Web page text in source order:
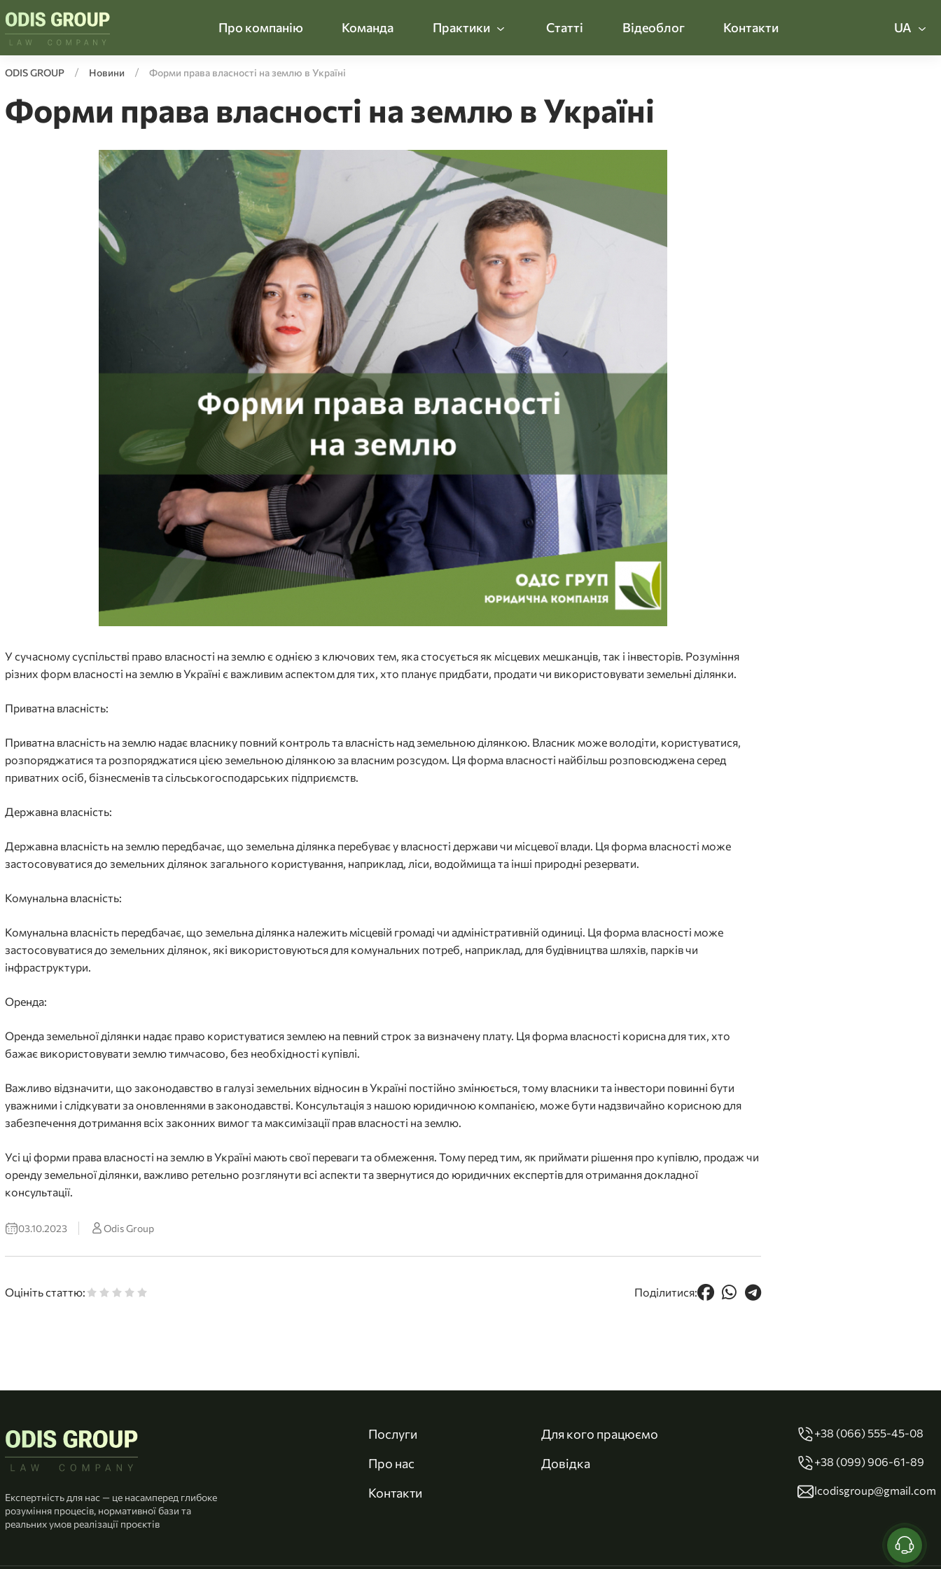
Про компанію Команда Практики Статті Відеоблог Контакти UA
ODIS GROUP Новини Форми права власності на землю в Україні
Форми права власності на землю в Україні
У сучасному суспільстві право власності на землю є однією з ключових тем, яка стосується як місцевих мешканців, так і інвесторів. Розуміння
різних форм власності на землю в Україні є важливим аспектом для тих, хто планує придбати, продати чи використовувати земельні ділянки.
Приватна власність:
Приватна власність на землю надає власнику повний контроль та власність над земельною ділянкою. Власник може володіти, користуватися,
розпоряджатися та розпоряджатися цією земельною ділянкою за власним розсудом. Ця форма власності найбільш розповсюджена серед
приватних осіб, бізнесменів та сільськогосподарських підприємств.
Державна власність:
Державна власність на землю передбачає, що земельна ділянка перебуває у власності держави чи місцевої влади. Ця форма власності може
застосовуватися до земельних ділянок загального користування, наприклад, ліси, водоймища та інші природні резервати.
Комунальна власність:
Комунальна власність передбачає, що земельна ділянка належить місцевій громаді чи адміністративній одиниці. Ця форма власності може
застосовуватися до земельних ділянок, які використовуються для комунальних потреб, наприклад, для будівництва шляхів, парків чи
інфраструктури.
Оренда:
Оренда земельної ділянки надає право користуватися землею на певний строк за визначену плату. Ця форма власності корисна для тих, хто
бажає використовувати землю тимчасово, без необхідності купівлі.
Важливо відзначити, що законодавство в галузі земельних відносин в Україні постійно змінюється, тому власники та інвестори повинні бути
уважними і слідкувати за оновленнями в законодавстві. Консультація з нашою юридичною компанією, може бути надзвичайно корисною для
забезпечення дотримання всіх законних вимог та максимізації прав власності на землю.
Усі ці форми права власності на землю в Україні мають свої переваги та обмеження. Тому перед тим, як приймати рішення про купівлю, продаж чи
оренду земельної ділянки, важливо ретельно розглянути всі аспекти та звернутися до юридичних експертів для отримання докладної
консультації.
03.10.2023 Odis Group
Оцініть статтю: Поділитися:
Експертність для нас — це насамперед глибоке
розуміння процесів, нормативної бази та
реальних умов реалізації проєктів
Послуги
Для кого працюємо
Про нас
Довідка
Контакти
+38 (066) 555-45-08
+38 (099) 906-61-89
lcodisgroup@gmail.com